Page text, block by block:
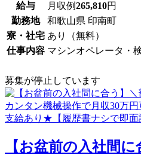
給与 月収例265,810円
勤務地
和歌山県 印南町
寮・社宅 あり（無料）
仕事内容 マシンオペレータ・
募集が停止しています
【お盆前の入社間